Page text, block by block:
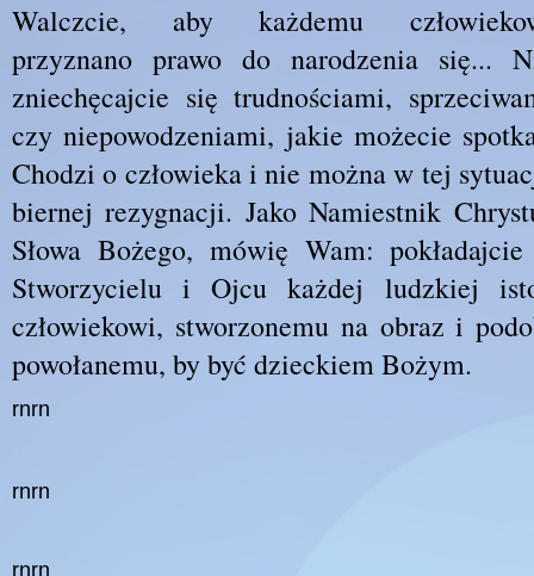
Walczcie, aby każdemu
przyznano prawo do narodzenia się...
zniechęcajcie się trudnościami,
czy niepowodzeniami, jakie możecie
Chodzi o człowieka i nie można w tej
biernej rezygnacji. Jako Namiestnik
Słowa Bożego, mówię Wam:
Stworzycielu i Ojcu każdej ludzkiej
człowiekowi, stworzonemu na obraz i
powołanemu, by być dzieckiem Bożym.
rnrn
rnrn
rnrn